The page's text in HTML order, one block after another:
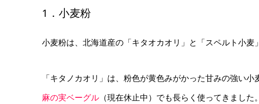
1．小麦粉
小麦粉は、北海道産の「キタオカオリ」と「スペルト小麦
「キタノカオリ」は、粉色が黄色みがかった甘みの強い
麻の実ベーグル （現在休止中）でも長らく使ってきまし